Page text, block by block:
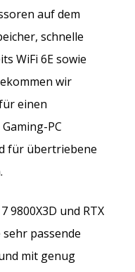
auf dem
schnelle
WiFi 6E sowie
wir
einen
PC
für übertriebene
9800X3D und RTX
passende
mit genug